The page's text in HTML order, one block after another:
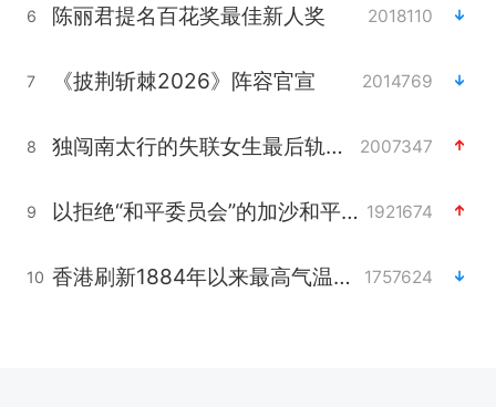
6 陈丽君提名百花奖最佳新人奖 2018110
7 《披荆斩棘2026》阵容官宣 2014769
8 独闯南太行的失联女生最后轨迹已确认 2007347
9 以拒绝“和平委员会”的加沙和平计划 1921674
10 香港刷新1884年以来最高气温纪录 1757624